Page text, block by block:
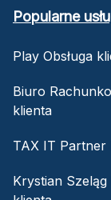
Popularne
Play Obsługa
Biuro
klienta
TAX IT Partner
Krystian